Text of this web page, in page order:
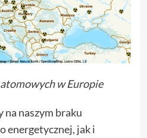
w Europie
na naszym braku
energetycznej, jak i